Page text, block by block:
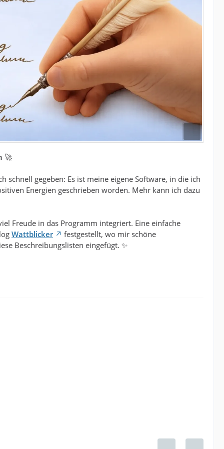
🚀
gegeben: Es ist meine eigene Software, in die ich
Energien geschrieben worden. Mehr kann ich dazu
Freude in das Programm integriert. Eine einfache
Wattblicker
festgestellt, wo mir schöne
Beschreibungslisten eingefügt. ✨